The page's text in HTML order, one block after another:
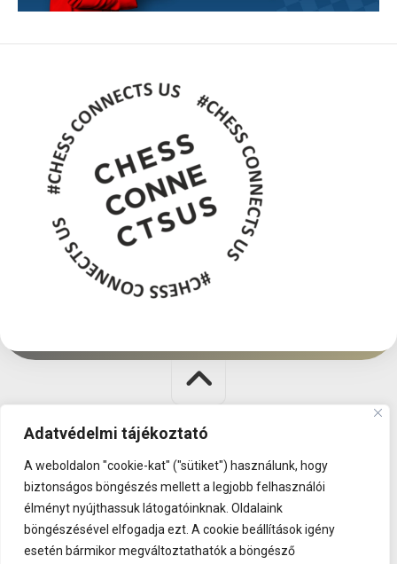
Adatvédelmi tájékoztató
A weboldalon "cookie-kat" ("sütiket") használunk, hogy
biztonságos böngészés mellett a legjobb felhasználói
élményt nyújthassuk látogatóinknak. Oldalaink
böngészésével elfogadja ezt. A cookie beállítások igény
esetén bármikor megváltoztathatók a böngésző
Polgár Judit Sakk Alapítvány © 2026. All Rights Reserved.
KÜLDETÉS
| KAPCSOLAT | BESZÁMOLÓK| ADATVÉDELEM